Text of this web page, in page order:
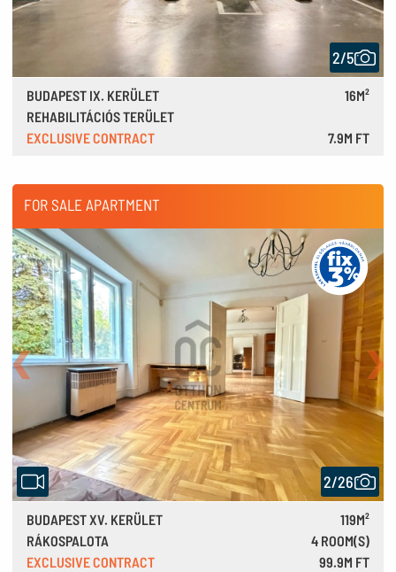
2/5
BUDAPEST IX. KERÜLET
16M²
REHABILITÁCIÓS TERÜLET
EXCLUSIVE CONTRACT
7.9M FT
FOR SALE APARTMENT
Back
2/26
BUDAPEST XV. KERÜLET
119M²
RÁKOSPALOTA
4 ROOM(S)
EXCLUSIVE CONTRACT
99.9M FT